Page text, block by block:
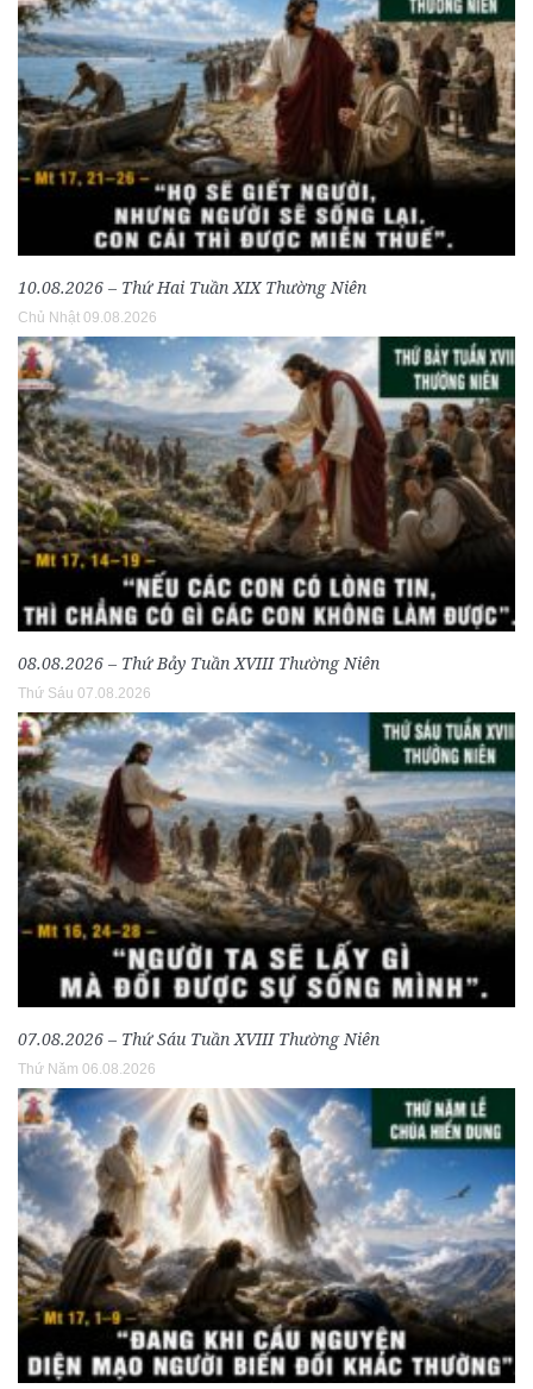
10.08.2026 – Thứ Hai Tuần XIX Thường Niên
Chủ Nhật 09.08.2026
08.08.2026 – Thứ Bảy Tuần XVIII Thường Niên
Thứ Sáu 07.08.2026
07.08.2026 – Thứ Sáu Tuần XVIII Thường Niên
Thứ Năm 06.08.2026